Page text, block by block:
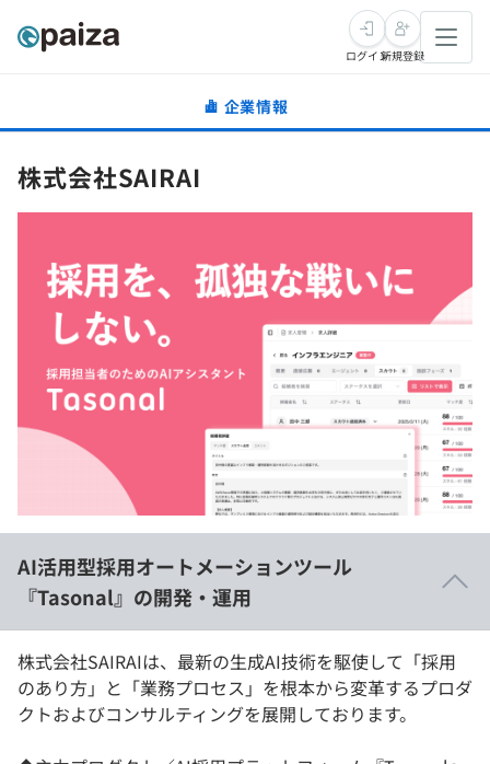
求人検索
転職成功ガイド
転職エージェント
未経験転職
インタビュー
転職成功ガイド
求人検索
本選考
インターン
新卒エージェント
イベント・セミナー
インタビュー
学習
講座一覧
問題集
4択課題
個人向けプラン
法人向けプラン
スキルチェック
プログラミング言語
SQL
再チャレンジ結果一覧
ゲーム・マンガ
メディア
Tech Team Journal
paiza times
note
ログイン新規登録
企業情報
株式会社SAIRAI
AI活用型採用オートメーションツール
『Tasonal』の開発・運用
株式会社SAIRAIは、最新の生成AI技術を駆使して「採用
のあり方」と「業務プロセス」を根本から変革するプロダ
クトおよびコンサルティングを展開しております。